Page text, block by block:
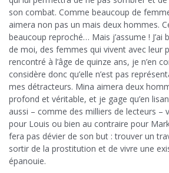
son combat. Comme beaucoup de
aimera non pas un mais deux hommes.
beaucoup reproché… Mais j’assume !
de moi, des femmes qui vivent avec leur
rencontré à l’âge de quinze ans, je n’en
considère donc qu’elle n’est pas
mes détracteurs. Mina aimera deux
profond et véritable, et je gage qu’en
aussi – comme des milliers de lecteurs –
pour Louis ou bien au contraire pour
fera pas dévier de son but : trouver un
sortir de la prostitution et de vivre une
épanouie.